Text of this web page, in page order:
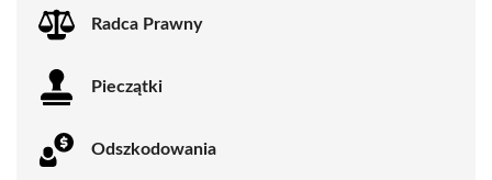
Radca Prawny
Pieczątki
Odszkodowania